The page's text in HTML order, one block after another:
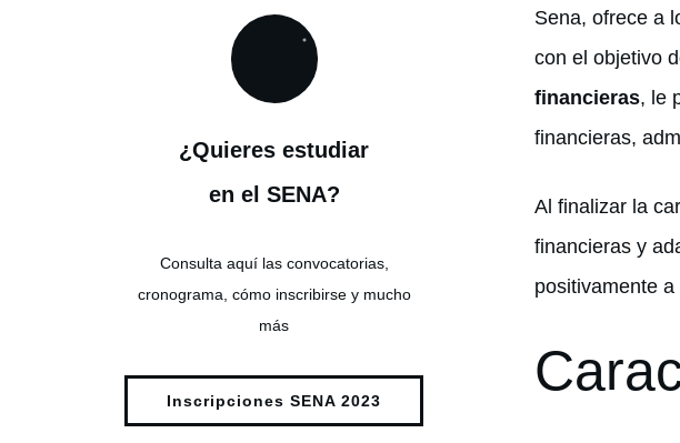
Sena, ofrece a
con el objetivo
financieras, le
financieras,
Al finalizar la
financieras y
positivamente
¿Quieres estudiar
en el SENA?
Consulta aquí las convocatorias,
cronograma, cómo inscribirse y mucho
más
Inscripciones SENA 2023